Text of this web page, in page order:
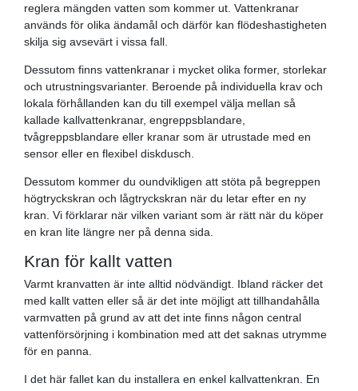
reglera mängden vatten som kommer ut. Vattenkranar
används för olika ändamål och därför kan flödeshastigheten
skilja sig avsevärt i vissa fall.
Dessutom finns vattenkranar i mycket olika former, storlekar
och utrustningsvarianter. Beroende på individuella krav och
lokala förhållanden kan du till exempel välja mellan så
kallade kallvattenkranar, engreppsblandare,
tvågreppsblandare eller kranar som är utrustade med en
sensor eller en flexibel diskdusch.
Dessutom kommer du oundvikligen att stöta på begreppen
högtryckskran och lågtryckskran när du letar efter en ny
kran. Vi förklarar när vilken variant som är rätt när du köper
en kran lite längre ner på denna sida.
Kran för kallt vatten
Varmt kranvatten är inte alltid nödvändigt. Ibland räcker det
med kallt vatten eller så är det inte möjligt att tillhandahålla
varmvatten på grund av att det inte finns någon central
vattenförsörjning i kombination med att det saknas utrymme
för en panna.
I det här fallet kan du installera en enkel kallvattenkran. En